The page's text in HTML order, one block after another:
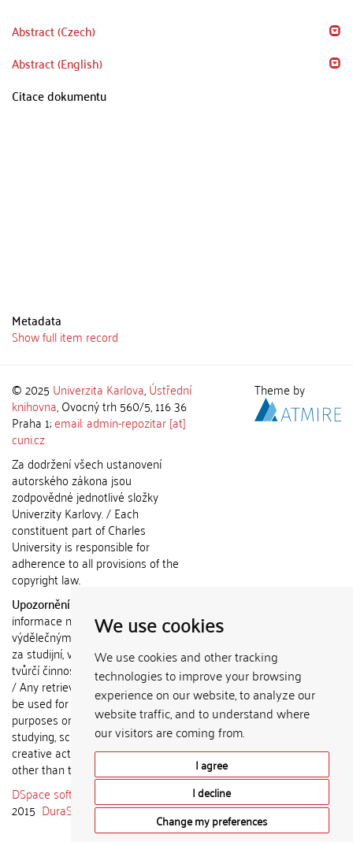
We use cookies
We use cookies and other tracking
technologies to improve your browsing
experience on our website, to analyze our
website traffic, and to understand where
our visitors are coming from.
I agree
I decline
Change my preferences
Abstract (Czech)
Abstract (English)
Citace dokumentu
Metadata
Show full item record
© 2025 Univerzita Karlova,Ústřední
knihovna, Ovocný trh 560/5, 116 36
Praha 1;email: admin-repozitar [at]
cuni.cz
Za dodržení všech ustanovení
autorského zákona jsou
zodpovědné jednotlivé složky
Univerzity Karlovy. / Each
constituent part of Charles
University is responsible for
adherence to all provisions of the
copyright law.
Upozornění / Notice:
informace nemohou být použity k
výdělečným účelům nebo vydávány
za studijní, vědeckou nebo jinou
tvůrčí činnost jiné osoby než autora.
/ Any retrieved information shall not
be used for any commercial
purposes or claimed as results of
studying, scientific or any other
creative activities of any person
other than the author.
DSpace software
2015 DuraSpace
Theme by